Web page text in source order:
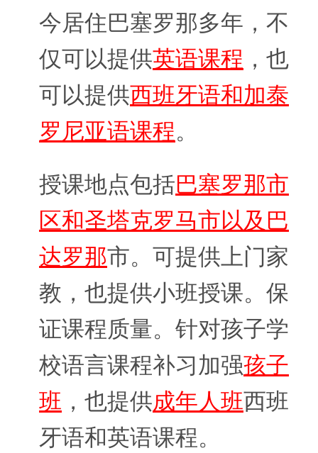
今居住巴塞罗那多年，不
仅可以提供英语课程 ，也
可以提供西班牙语和加泰
罗尼亚语课程。
授课地点包括巴塞罗那市
区和圣塔克罗马市以及巴
达罗那市。可提供上门家
教，也提供小班授课。保
证课程质量。针对孩子学
校语言课程补习加强孩子
班 ，也提供成年人班西班
牙语和英语课程。